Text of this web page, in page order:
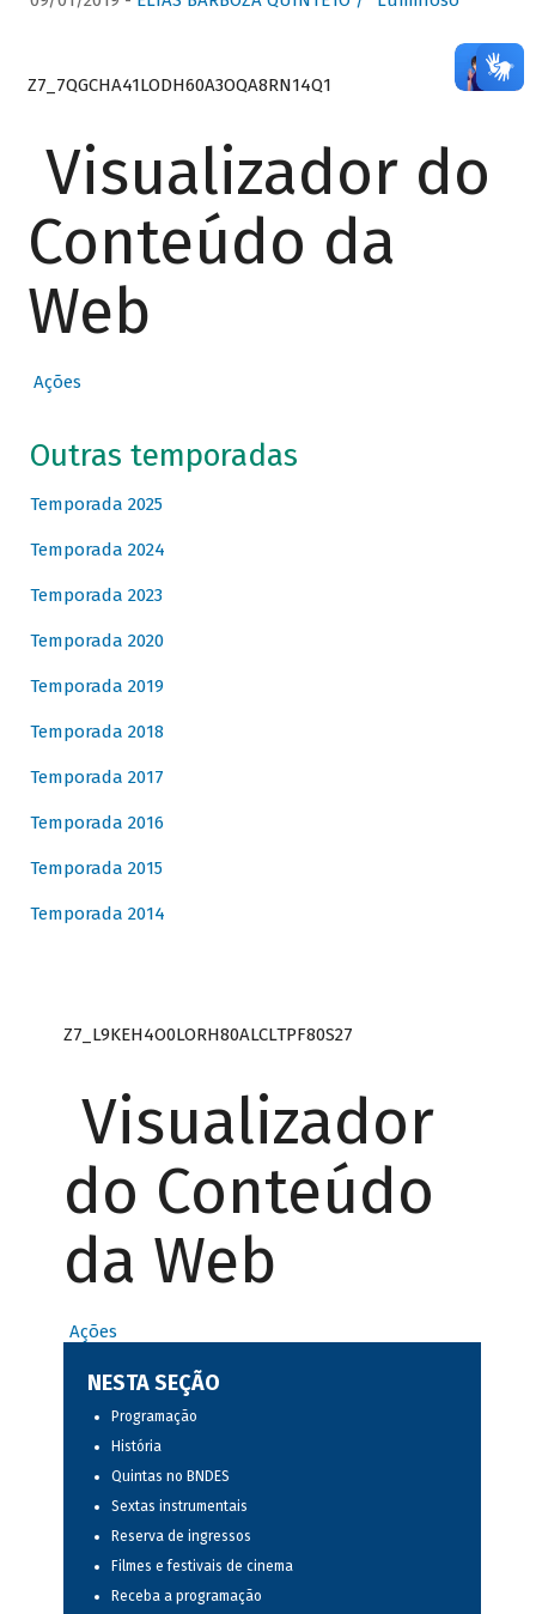
Z7_7QGCHA41LODH60A3OQA8RN14Q1
Visualizador do
Conteúdo da
Web
Ações
Outras temporadas
Temporada 2025
Temporada 2024
Temporada 2023
Temporada 2020
Temporada 2019
Temporada 2018
Temporada 2017
Temporada 2016
Temporada 2015
Temporada 2014
Z7_L9KEH4O0LORH80ALCLTPF80S27
Visualizador
do Conteúdo
da Web
Ações
NESTA SEÇÃO
Programação
História
Quintas no BNDES
Sextas instrumentais
Reserva de ingressos
Filmes e festivais de cinema
Receba a programação